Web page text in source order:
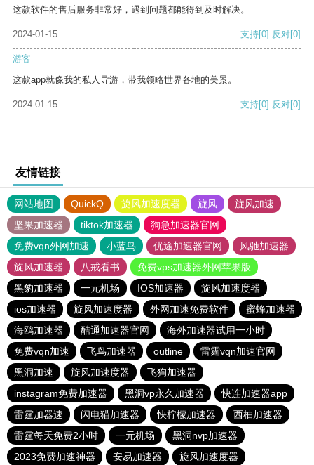
这款软件的售后服务非常好，遇到问题都能得到及时解决。
2024-01-15 支持[0] 反对[0]
游客
这款app就像我的私人导游，带我领略世界各地的美景。
2024-01-15 支持[0] 反对[0]
友情链接
网站地图 QuickQ 旋风加速度器 旋风
旋风加速
坚果加速器
tiktok加速器
狗急加速器官网
免费vqn外网加速
小蓝鸟 优途加速器官网
风驰加速器
旋风加速器
八戒看书
免费vps加速器外网苹果版
黑豹加速器
一元机场 IOS加速器
旋风加速度器
ios加速器
旋风加速度器 外网加速免费软件
蜜蜂加速器
海鸥加速器
酷通加速器官网
海外加速器试用一小时
免费vqn加速
飞鸟加速器 outline
雷霆vqn加速官网
黑洞加速
旋风加速度器
飞狗加速器
instagram免费加速器
黑洞vp永久加速器
快连加速器app
雷霆加器速
闪电猫加速器 快柠檬加速器
西柚加速器
雷霆每天免费2小时
一元机场
黑洞nvp加速器
2023免费加速神器
安易加速器 旋风加速度器